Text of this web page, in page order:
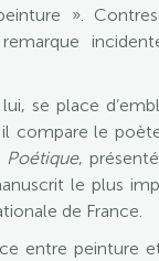
».
se place
compare le
Poétique,
le plus
de France.
entre peinture